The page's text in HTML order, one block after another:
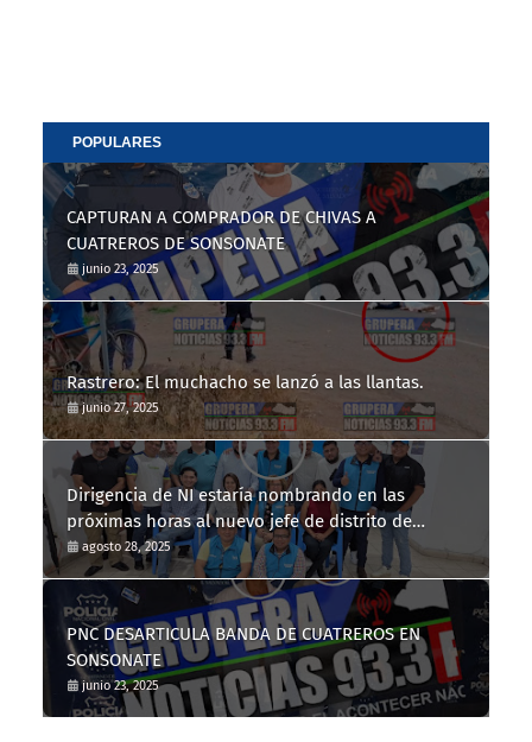
POPULARES
CAPTURAN A COMPRADOR DE CHIVAS A
CUATREROS DE SONSONATE
junio 23, 2025
Rastrero: El muchacho se lanzó a las llantas.
junio 27, 2025
Dirigencia de NI estaría nombrando en las
próximas horas al nuevo jefe de distrito de
Nahuizalco
agosto 28, 2025
PNC DESARTICULA BANDA DE CUATREROS EN
SONSONATE
junio 23, 2025